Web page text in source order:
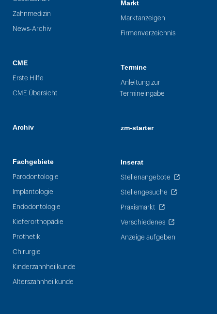
Zahnmedizin
News-Archiv
CME
Erste Hilfe
CME Übersicht
Archiv
Fachgebiete
Parodontologie
Implantologie
Endodontologie
Kieferorthopädie
Prothetik
Chirurgie
Kinderzahnheilkunde
Alterszahnheilkunde
Markt
Marktanzeigen
Firmenverzeichnis
Termine
Anleitung zur
Termineingabe
zm-starter
Inserat
Stellenangebote
Stellengesuche
Praxismarkt
Verschiedenes
Anzeige aufgeben